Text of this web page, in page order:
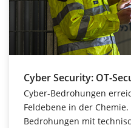
Cyber Security: OT-
Cyber-Bedrohungen
Feldebene in der Chemie.
Bedrohungen mit